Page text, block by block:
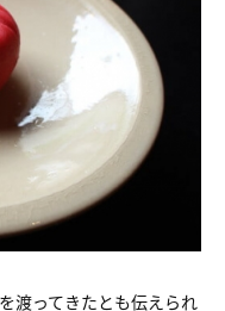
渡ってきたとも伝えられ